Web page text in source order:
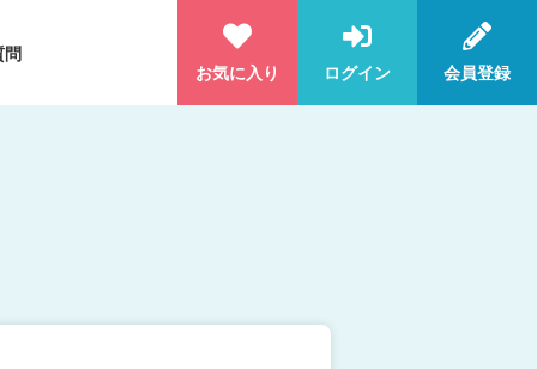
問
お気に入り
ログイン 会員登録